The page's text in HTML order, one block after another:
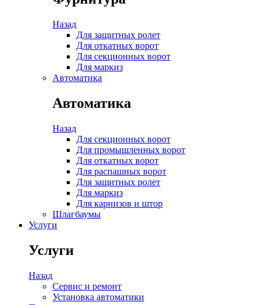
Назад
Для защитных ролет
Для откатных ворот
Для секционных ворот
Для маркиз
Автоматика
Автоматика
Назад
Для секционных ворот
Для промышленных ворот
Для откатных ворот
Для распашных ворот
Для защитных ролет
Для маркиз
Для карнизов и штор
Шлагбаумы
Услуги
Услуги
Назад
Сервис и ремонт
Установка автоматики